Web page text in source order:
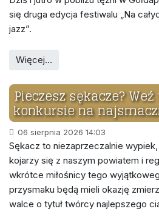
się druga edycja festiwalu „Na
jazz”.
Więcej…
Pieczesz sękacze?
konkursie na
06 sierpnia 2026 14:03
Sękacz to niezaprzeczalnie
kojarzy się z naszym powiatem i
wkrótce miłośnicy tego
przysmaku będą mieli okazję
walce o tytuł twórcy najlepszego